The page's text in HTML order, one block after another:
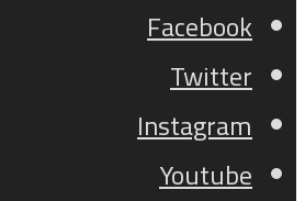
Facebook
Twitter
Instagram
Youtube